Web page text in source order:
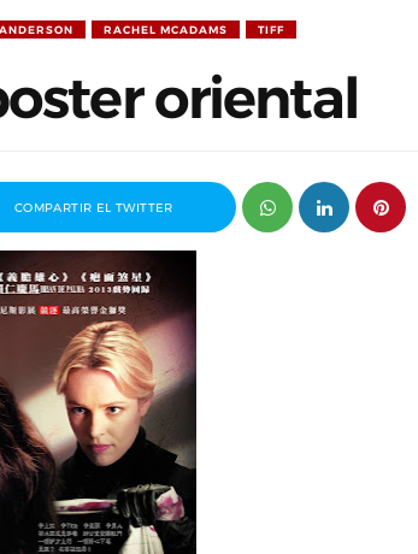
RACHEL MCADAMS TIFF
oriental
COMPARTIR EL TWITTER